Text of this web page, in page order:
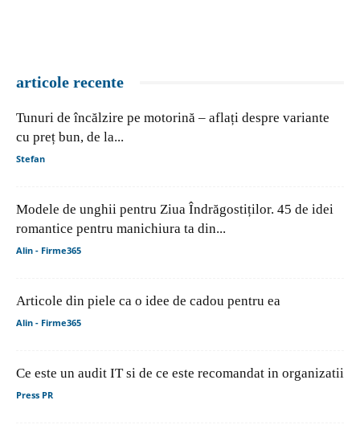
articole recente
Tunuri de încălzire pe motorină – aflați despre variante
cu preț bun, de la...
Stefan
Modele de unghii pentru Ziua Îndrăgostiților. 45 de idei
romantice pentru manichiura ta din...
Alin - Firme365
Articole din piele ca o idee de cadou pentru ea
Alin - Firme365
Ce este un audit IT si de ce este recomandat in organizatii
Press PR